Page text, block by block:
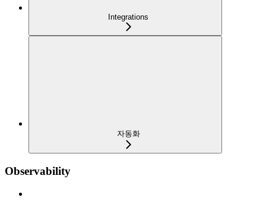
Integrations
자동화
Observability